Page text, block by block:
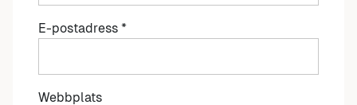
E-postadress *
Webbplats